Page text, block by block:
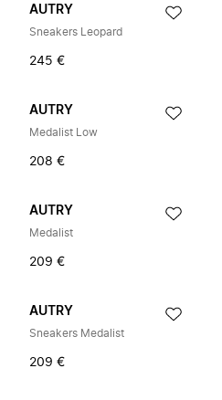
AUTRY
Sneakers Leopard
245 €
AUTRY
Medalist Low
208 €
AUTRY
Medalist
209 €
AUTRY
Sneakers Medalist
209 €